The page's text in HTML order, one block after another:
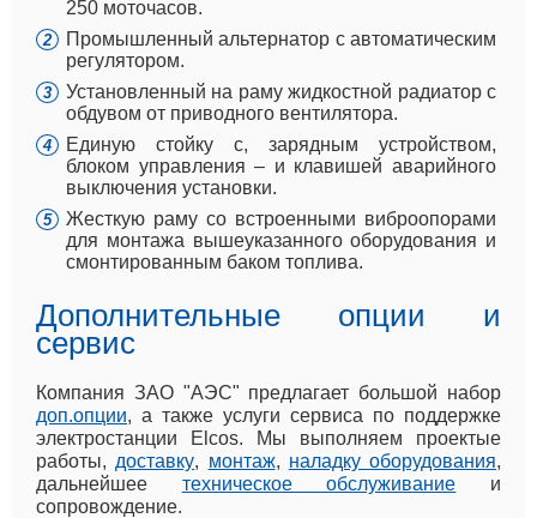
250 моточасов.
Промышленный альтернатор с автоматическим
регулятором.
Установленный на раму жидкостной радиатор с
обдувом от приводного вентилятора.
Единую стойку с, зарядным устройством,
блоком управления – и клавишей аварийного
выключения установки.
Жесткую раму со встроенными виброопорами
для монтажа вышеуказанного оборудования и
смонтированным баком топлива.
Дополнительные опции и
сервис
Компания ЗАО "АЭС" предлагает большой набор
доп.опции, а также услуги сервиса по поддержке
электростанции Elcos. Мы выполняем проектые
работы, доставку, монтаж, наладку оборудования,
дальнейшее техническое обслуживание и
сопровождение.